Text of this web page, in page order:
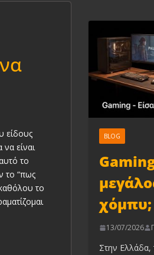
είδους
είναι
το
το “πως
το
BLOG
χόμπυ;
13/07/2026
Στην